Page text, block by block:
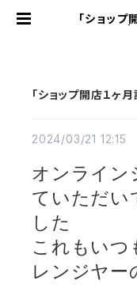
「ショッ
「ショップ開店１ヶ
2024/03/21 12:15
オンライン
ていただい
した
これもい
レンジヤー